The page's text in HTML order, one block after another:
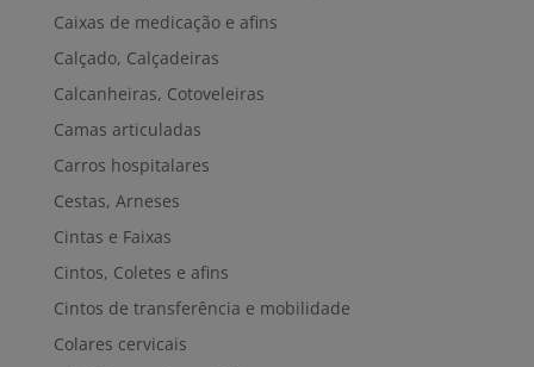
Caixas de medicação e afins
Calçado, Calçadeiras
Calcanheiras, Cotoveleiras
Camas articuladas
Carros hospitalares
Cestas, Arneses
Cintas e Faixas
Cintos, Coletes e afins
Cintos de transferência e mobilidade
Colares cervicais